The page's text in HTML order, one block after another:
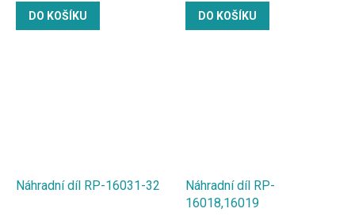
DO KOŠÍKU DO KOŠÍKU
Náhradní díl RP-16031-32
Náhradní díl RP-
16018,16019